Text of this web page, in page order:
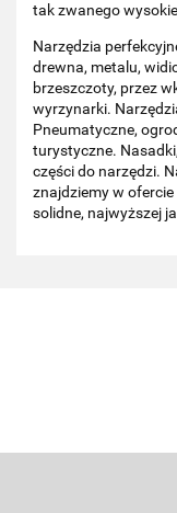
tak zwanego
Narzędzia
drewna, metalu,
brzeszczoty, przez
wyrzynarki.
Pneumatyczne,
turystyczne.
części do narzędzi.
znajdziemy w
solidne, najwyższej